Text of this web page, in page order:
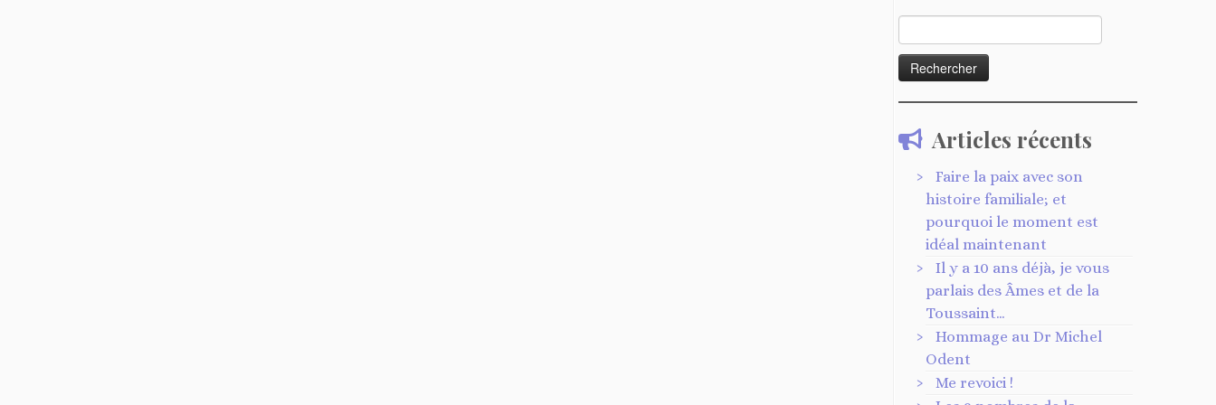
Articles récents
Faire la paix avec son
histoire familiale; et
pourquoi le moment est
idéal maintenant
Il y a 10 ans déjà, je vous
parlais des Âmes et de la
Toussaint…
Hommage au Dr Michel
Odent
Me revoici !